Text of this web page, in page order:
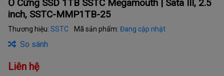
Ổ Cứng SSD 1TB SSTC Megamouth | Sata III, 2.5
inch, SSTC-MMP1TB-25
Thương hiệu: SSTC Mã sản phẩm: Đang cập nhật
So sánh
Liên hệ